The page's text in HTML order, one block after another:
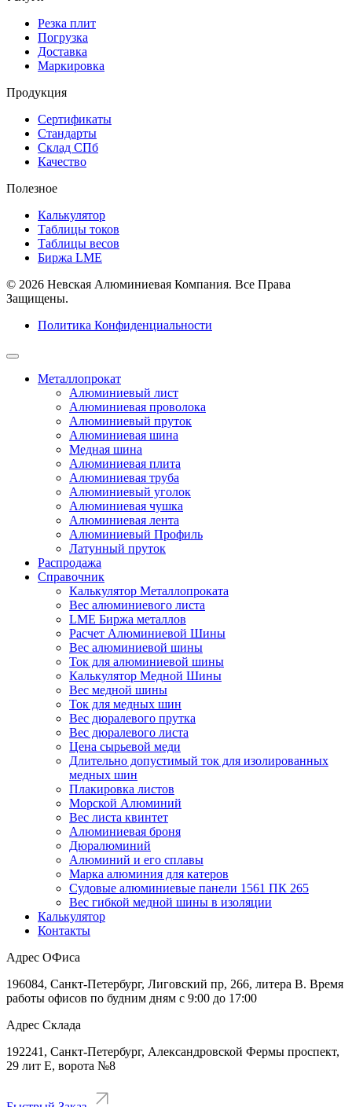
Резка плит
Погрузка
Доставка
Маркировка
Продукция
Сертификаты
Стандарты
Склад СПб
Качество
Полезное
Калькулятор
Таблицы токов
Таблицы весов
Биржа LME
© 2026 Невская Алюминиевая Компания. Все Права
Защищены.
Политика Конфиденциальности
Металлопрокат
Алюминиевый лист
Алюминиевая проволока
Алюминиевый пруток
Алюминиевая шина
Медная шина
Алюминиевая плита
Алюминиевая труба
Алюминиевый уголок
Алюминиевая чушка
Алюминиевая лента
Алюминиевый Профиль
Латунный пруток
Распродажа
Справочник
Калькулятор Металлопроката
Вес алюминиевого листа
LME Биржа металлов
Расчет Алюминиевой Шины
Вес алюминиевой шины
Ток для алюминиевой шины
Калькулятор Медной Шины
Вес медной шины
Ток для медных шин
Вес дюралевого прутка
Вес дюралевого листа
Цена сырьевой меди
Длительно допустимый ток для изолированных
медных шин
Плакировка листов
Морской Алюминий
Вес листа квинтет
Алюминиевая броня
Дюралюминий
Алюминий и его сплавы
Марка алюминия для катеров
Судовые алюминиевые панели 1561 ПК 265
Вес гибкой медной шины в изоляции
Калькулятор
Контакты
Адрес ОФиса
196084, Санкт-Петербург, Лиговский пр, 266, литера В. Время
работы офисов по будним дням с 9:00 до 17:00
Адрес Склада
192241, Санкт-Петербург, Александровской Фермы проспект,
29 лит Е, ворота №8